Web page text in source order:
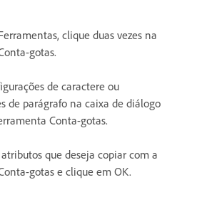
clique duas vezes na
gotas.
de caractere ou
de parágrafo na caixa de diálogo
Conta-gotas.
que deseja copiar com a
gotas e clique em OK.